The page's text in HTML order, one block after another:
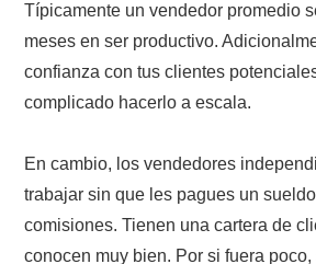
Típicamente un vendedor promedio
meses en ser productivo.
confianza con tus clientes
complicado hacerlo a escala.
En cambio, los vendedores
trabajar sin que les pagues un
comisiones. Tienen una cartera de
conocen muy bien. Por si fuera